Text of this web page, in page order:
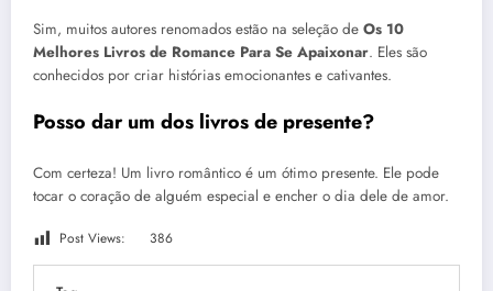
Sim, muitos autores renomados estão na seleção de Os 10
Melhores Livros de Romance Para Se Apaixonar. Eles são
conhecidos por criar histórias emocionantes e cativantes.
Posso dar um dos livros de presente?
Com certeza! Um livro romântico é um ótimo presente. Ele pode
tocar o coração de alguém especial e encher o dia dele de amor.
Post Views: 386